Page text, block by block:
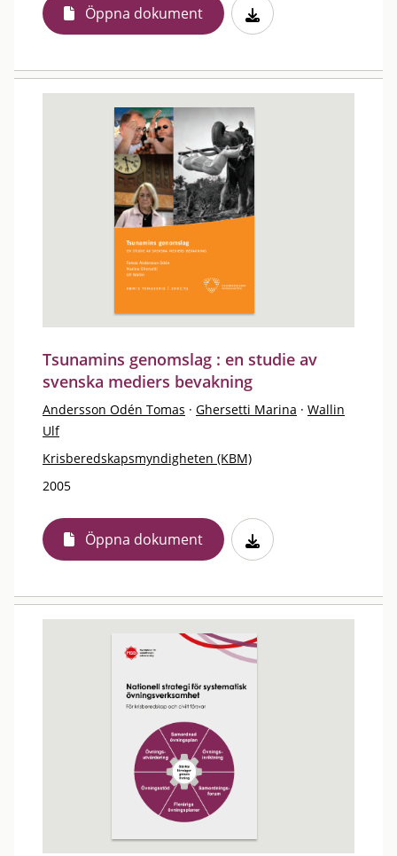
Öppna dokument
Tsunamins genomslag : en studie av
svenska mediers bevakning
Andersson Odén Tomas · Ghersetti Marina · Wallin
Ulf
Krisberedskapsmyndigheten (KBM)
2005
Öppna dokument